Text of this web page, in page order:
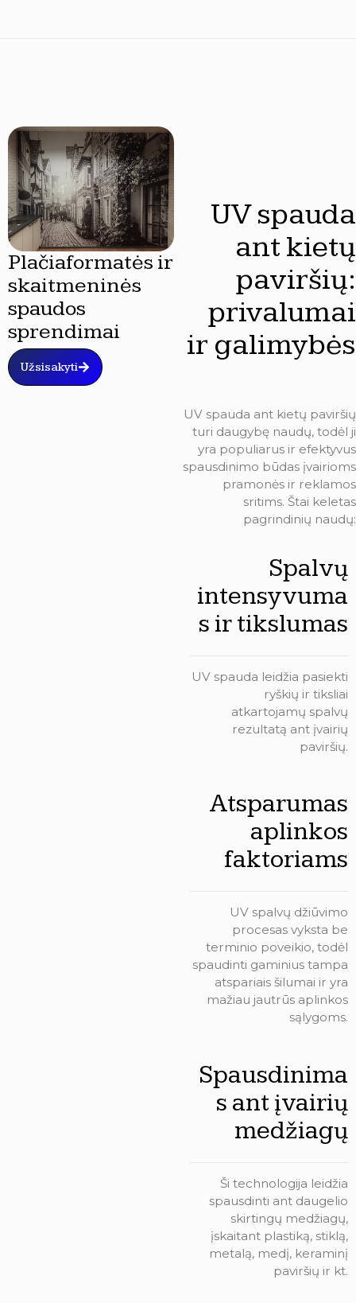
Plačiaformatės ir
skaitmeninės
spaudos
sprendimai
Užsisakyti
UV spauda
ant kietų
paviršių:
privalumai
ir galimybės
UV spauda ant kietų paviršių
turi daugybę naudų, todėl ji
yra populiarus ir efektyvus
spausdinimo būdas įvairioms
pramonės ir reklamos
sritims. Štai keletas
pagrindinių naudų:
Spalvų
intensyvuma
s ir tikslumas
UV spauda leidžia pasiekti
ryškių ir tiksliai
atkartojamų spalvų
rezultatą ant įvairių
paviršių.
Atsparumas
aplinkos
faktoriams
UV spalvų džiūvimo
procesas vyksta be
terminio poveikio, todėl
spaudinti gaminius tampa
atspariais šilumai ir yra
mažiau jautrūs aplinkos
sąlygoms.
Spausdinima
s ant įvairių
medžiagų
Ši technologija leidžia
spausdinti ant daugelio
skirtingų medžiagų,
įskaitant plastiką, stiklą,
metalą, medį, keraminį
paviršių ir kt.